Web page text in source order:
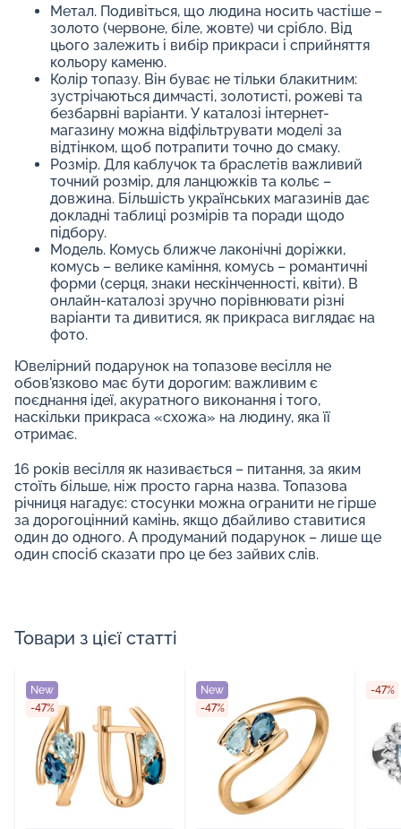
Метал. Подивіться, що людина носить частіше –
золото (червоне, біле, жовте) чи срібло. Від
цього залежить і вибір прикраси і сприйняття
кольору каменю.
Колір топазу. Він буває не тільки блакитним:
зустрічаються димчасті, золотисті, рожеві та
безбарвні варіанти. У каталозі інтернет-
магазину можна відфільтрувати моделі за
відтінком, щоб потрапити точно до смаку.
Розмір. Для каблучок та браслетів важливий
точний розмір, для ланцюжків та кольє –
довжина. Більшість українських магазинів дає
докладні таблиці розмірів та поради щодо
підбору.
Модель. Комусь ближче лаконічні доріжки,
комусь – велике каміння, комусь – романтичні
форми (серця, знаки нескінченності, квіти). В
онлайн-каталозі зручно порівнювати різні
варіанти та дивитися, як прикраса виглядає на
фото.
Ювелірний подарунок на топазове весілля не
обов'язково має бути дорогим: важливим є
поєднання ідеї, акуратного виконання і того,
наскільки прикраса «схожа» на людину, яка її
отримає.
16 років весілля як називається – питання, за яким
стоїть більше, ніж просто гарна назва. Топазова
річниця нагадує: стосунки можна огранити не гірше
за дорогоцінний камінь, якщо дбайливо ставитися
один до одного. А продуманий подарунок – лише ще
один спосіб сказати про це без зайвих слів.
Товари з цієї статті
New
-47%
New
-47%
-47%